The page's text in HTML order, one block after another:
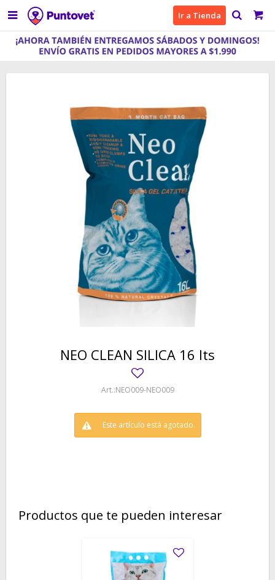
 Ir a Tienda
NEO CLEAN SILICA 16 lts
NEO009-NEO009
Este artículo está agotado.
Productos que te pueden interesar